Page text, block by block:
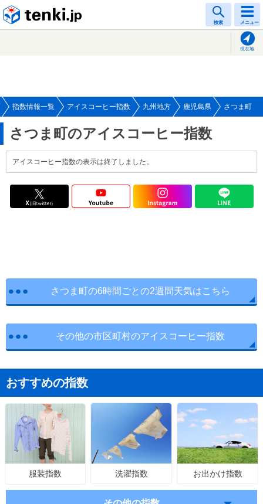
検索 メニュー
現在地
指数情報一覧 アイスコーヒー指数 九州地方 鹿児島県 さつま町
さつま町のアイスコーヒー指数
アイスコーヒー指数の表示は終了しました。
さつま町の6時間ごとの2週間天気はこちら
その他の市区町村のアイスコーヒー指数
おすすめの指数
服装指数 洗濯指数 お出かけ指数